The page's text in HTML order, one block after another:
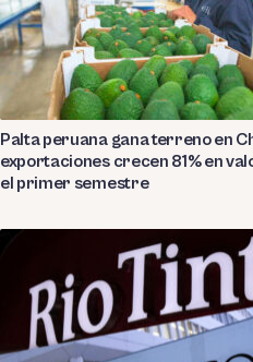
Palta peruana gana terreno en
exportaciones crecen 81% en
el primer semestre